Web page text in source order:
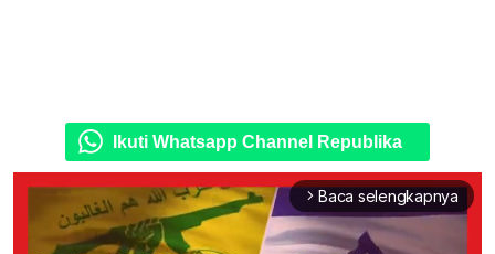
Ikuti Whatsapp Channel Republika
arrow_forward_ios Baca selengkapnya